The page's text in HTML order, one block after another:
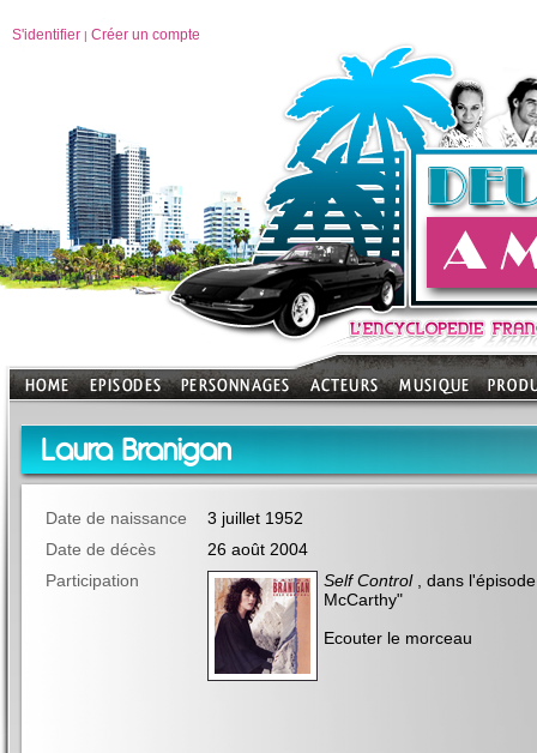
S'identifier | Créer un compte
Laura Branigan
Date de naissance
3 juillet 1952
Date de décès
26 août 2004
Participation
Self Control, dans
McCarthy"
Ecouter le morceau